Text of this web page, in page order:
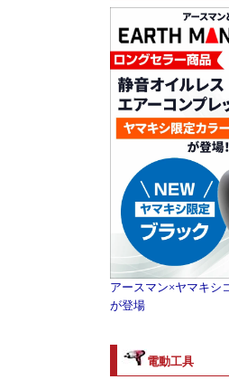
アースマン×ヤマキシ
が登場
電動工具